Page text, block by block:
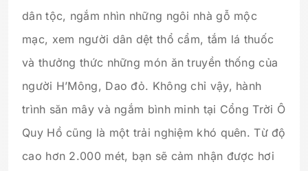
dân tộc, ngắm nhìn những ngôi nhà gỗ mộc
mạc, xem người dân dệt thổ cẩm, tắm lá thuốc
và thưởng thức những món ăn truyền thống của
người H’Mông, Dao đỏ. Không chỉ vậy, hành
trình săn mây và ngắm bình minh tại Cổng Trời Ô
Quy Hồ cũng là một trải nghiệm khó quên. Từ độ
cao hơn 2.000 mét, bạn sẽ cảm nhận được hơi